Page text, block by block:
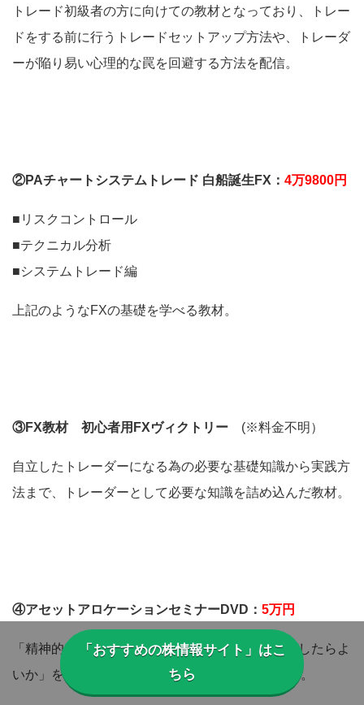
トレード初級者の方に向けての教材となっており、トレー
ドをする前に行うトレードセットアップ方法や、トレーダ
ーが陥り易い心理的な罠を回避する方法を配信。
②PAチャートシステムトレード 白船誕生FX： 4万9800円
■リスクコントロール
■テクニカル分析
■システムトレード編
上記のようなFXの基礎を学べる教材。
③FX教材 初心者用FXヴィクトリー (※料金不明）
自立したトレーダーになる為の必要な基礎知識から実践方
法まで、トレーダーとして必要な知識を詰め込んだ教材。
④アセットアロケーションセミナーDVD： 5万円
「精神的リスク、金銭的リスクを抑えるにはどうしたらよ
いか」を題材とした初心者の心構えを学べるDVD。
「おすすめの株情報サイト」はこ
ちら